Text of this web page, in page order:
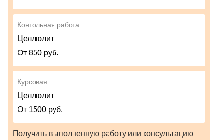
Контольная работа
Целлюлит
От 850 руб.
Курсовая
Целлюлит
От 1500 руб.
Получить выполненную работу или консультацию